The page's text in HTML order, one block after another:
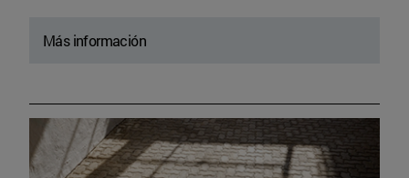
Más información